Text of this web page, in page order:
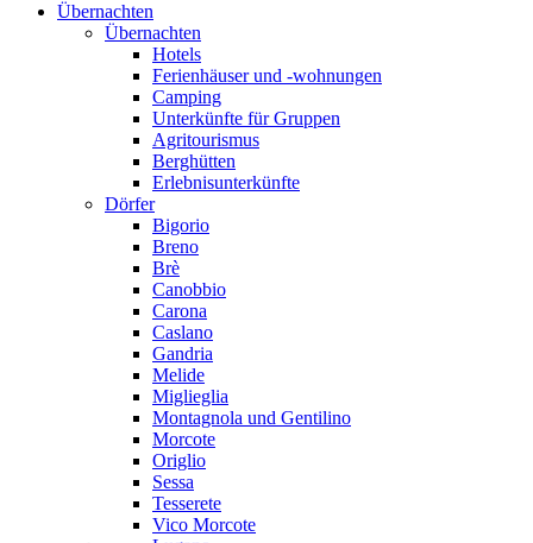
Übernachten
Übernachten
Hotels
Ferienhäuser und -wohnungen
Camping
Unterkünfte für Gruppen
Agritourismus
Berghütten
Erlebnisunterkünfte
Dörfer
Bigorio
Breno
Brè
Canobbio
Carona
Caslano
Gandria
Melide
Miglieglia
Montagnola und Gentilino
Morcote
Origlio
Sessa
Tesserete
Vico Morcote